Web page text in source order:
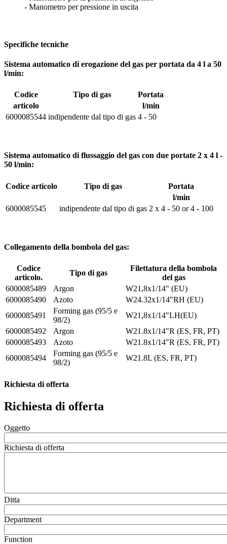
- Manometro per pressione in uscita
Specifiche tecniche
Sistema automatico di erogazione del gas per portata da 4 l a 50
l/min:
Codice Tipo di gas
Portata
articolo
l/min
6000085544 indipendente dal tipo di gas 4 - 50
Sistema automatico di flussaggio del gas con due portate 2 x 4 l -
50 l/min:
Codice articolo Tipo di gas
Portata
l/min
6000085545
indipendente dal tipo di gas 2 x 4 - 50 or 4 - 100
Collegamento della bombola del gas:
Codice
articolo.
Tipo di gas
Filettatura della bombola
del gas
6000085489
Argon
W21,8x1/14" (EU)
6000085490
Azoto
W24.32x1/14"RH (EU)
6000085491
Forming gas (95/5 e
98/2)
W21,8x1/14"LH(EU)
6000085492
Argon
W21.8x1/14"R (ES, FR, PT)
6000085493
Azoto
W21.8x1/14"R (ES, FR, PT)
6000085494
Forming gas (95/5 e
98/2)
W21.8L (ES, FR, PT)
Richiesta di offerta
Richiesta di offerta
Oggetto
Richiesta di offerta
Ditta
Department
Function